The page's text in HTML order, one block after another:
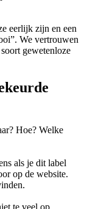
eerlijk zijn en een
We vertrouwen
gewetenloze
Hoe? Welke
als je dit label
op de website.